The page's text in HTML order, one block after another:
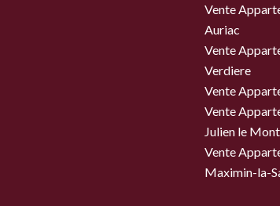
Vente
Auriac
Vente
Verdiere
Vente
Vente
Julien le
Vente
Maximin-la-